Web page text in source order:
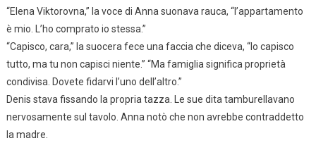
“Elena Viktorovna,” la voce di Anna suonava rauca, “l’appartamento
è mio. L’ho comprato io stessa.”
“Capisco, cara,” la suocera fece una faccia che diceva, “Io capisco
tutto, ma tu non capisci niente.” “Ma famiglia significa proprietà
condivisa. Dovete fidarvi l’uno dell’altro.”
Denis stava fissando la propria tazza. Le sue dita tamburellavano
nervosamente sul tavolo. Anna notò che non avrebbe contraddetto
la madre.